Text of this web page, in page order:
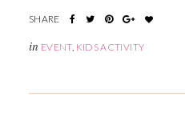
in EVENT, KIDS ACTIVITY